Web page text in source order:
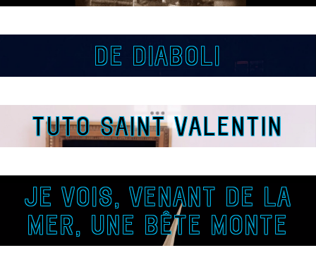
DE DIABOLI
TUTO SAINT VALENTIN
JE VOIS, VENANT DE LA
MER, UNE BÊTE MONTE